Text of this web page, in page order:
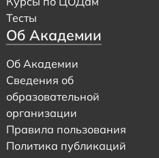
Тесты
Об Академии
Об Академии
Сведения об
образовательной
организации
Правила пользования
Политика публикаций